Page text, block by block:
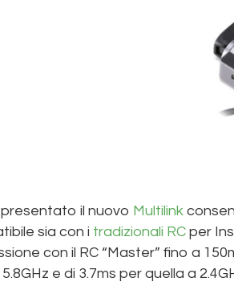
presentato il nuovo Multilink
sia con i tradizionali RCper
con il RC “Master” fino a
e di 3.7ms per quella a